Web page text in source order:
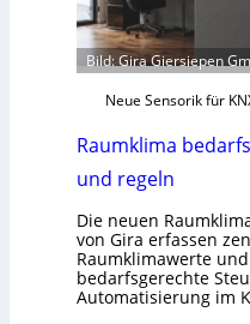
Bild: Gira Giersiepen
Neue Sensorik für
Raumklima
und regeln
Die neuen
von Gira erfassen
Raumklimawerte
bedarfsgerechte
Automatisierung im